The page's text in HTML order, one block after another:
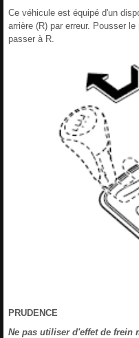
Ce véhicule est équipé d'un
arrière (R) par erreur. Pousser
passer à R.
PRUDENCE
Ne pas utiliser d'effet de frein